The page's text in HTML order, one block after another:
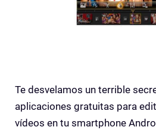
Te desvelamos un terrible
aplicaciones gratuitas para
vídeos en tu smartphone